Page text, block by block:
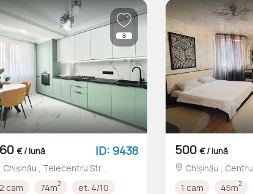
8
€ / lună ID: 9438
nr.3/L
2 cam 74m2 et. 4/10
500 € / lună
Mare şi Sfânt nr.3
1 cam 45m2